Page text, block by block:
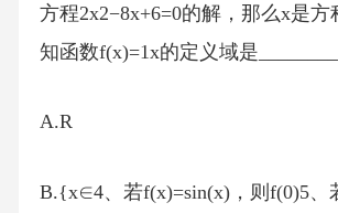
方程2x2−8x+6=0的解，那么x是方
知函数f(x)=1x的定义域是________
A.R
B.{x∈4、若f(x)=sin(x)，则f(0)5、